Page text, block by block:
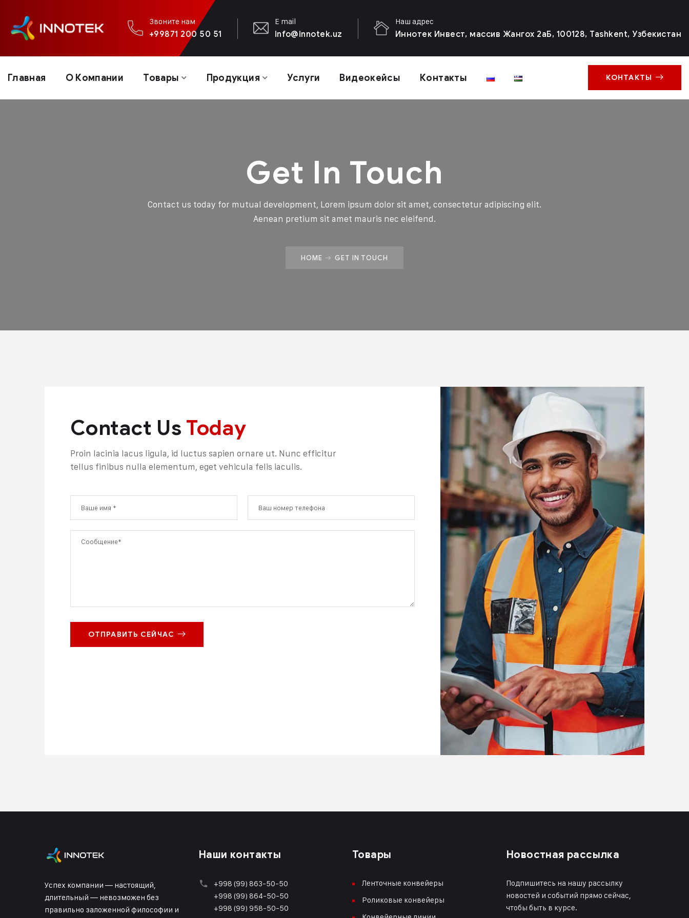
Звоните нам
+99871 200 50 51
E mail
info@innotek.uz
Наш адрес
Иннотек Инвест, массив Жангох 2аБ, 100128, Tashkent, Узбекистан
Главная О Компании Товары Продукция Услуги Видеокейсы Контакты КОНТАКТЫ
Get In Touch
Contact us today for mutual development, Lorem ipsum dolor sit amet, consectetur adipiscing elit.
Aenean pretium sit amet mauris nec eleifend.
HOME GET IN TOUCH
Contact Us Today
Proin lacinia lacus ligula, id luctus sapien ornare ut. Nunc efficitur
tellus finibus nulla elementum, eget vehicula felis iaculis.
ОТПРАВИТЬ СЕЙЧАС
Успех компании — настоящий,
длительный — невозможен без
правильно заложенной философии и
Наши контакты
+998 (99) 863-50-50
+998 (99) 864-50-50
+998 (99) 958-50-50
Товары
Ленточные конвейеры
Роликовые конвейеры
Новостная рассылка
Подпишитесь на нашу рассылку
новостей и событий прямо сейчас,
чтобы быть в курсе.